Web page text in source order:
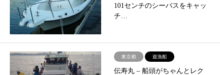
101センチのシーバスをキャッ
チ…
東京都 遊漁船
伝寿丸 – 船頭がちゃんとレク